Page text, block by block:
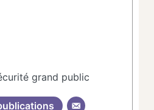
grand public